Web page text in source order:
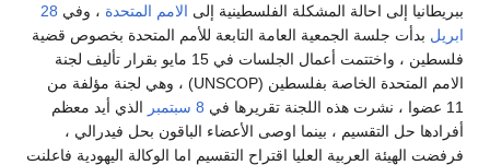
إلى احالة المشكلة الفلسطينية إلىالامم المتحدة ، وفي28
جلسة الجمعية العامة التابعة للأمم المتحدة بخصوص قضية
فلسطين ، واختتمت أعمال الجلسات في 15 مايو بقرار تأليف لجنة
الامم المتحدة الخاصة بفلسطين (UNSCOP) ، وهي لجنة مؤلفة من
8 سبتمبر
الذي أيد معظم
التقسيم ، بينما اوصى الأعضاء الباقون بحل فيدرالي ،
العربية العليا اقتراح التقسيم اما الوكالة اليهودية فاعلنت